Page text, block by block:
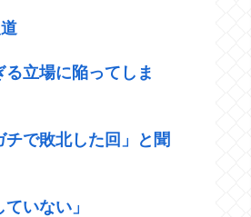
立場に陥ってしま
チで敗北した回」と聞
いない」